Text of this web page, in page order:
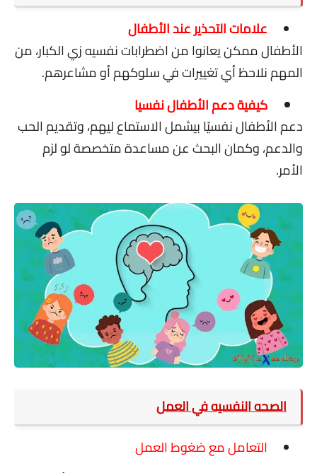
علامات التحذير عند الأطفال
الأطفال ممكن يعانوا من اضطرابات نفسيه زي الكبار، من
المهم نلاحظ أي تغييرات في سلوكهم أو مشاعرهم.
كيفية دعم الأطفال نفسيا
دعم الأطفال نفسيًا بيشمل الاستماع ليهم، وتقديم الحب
والدعم، وكمان البحث عن مساعدة متخصصة لو لزم
الأمر.
الصحه النفسيه في العمل
التعامل مع ضغوط العمل